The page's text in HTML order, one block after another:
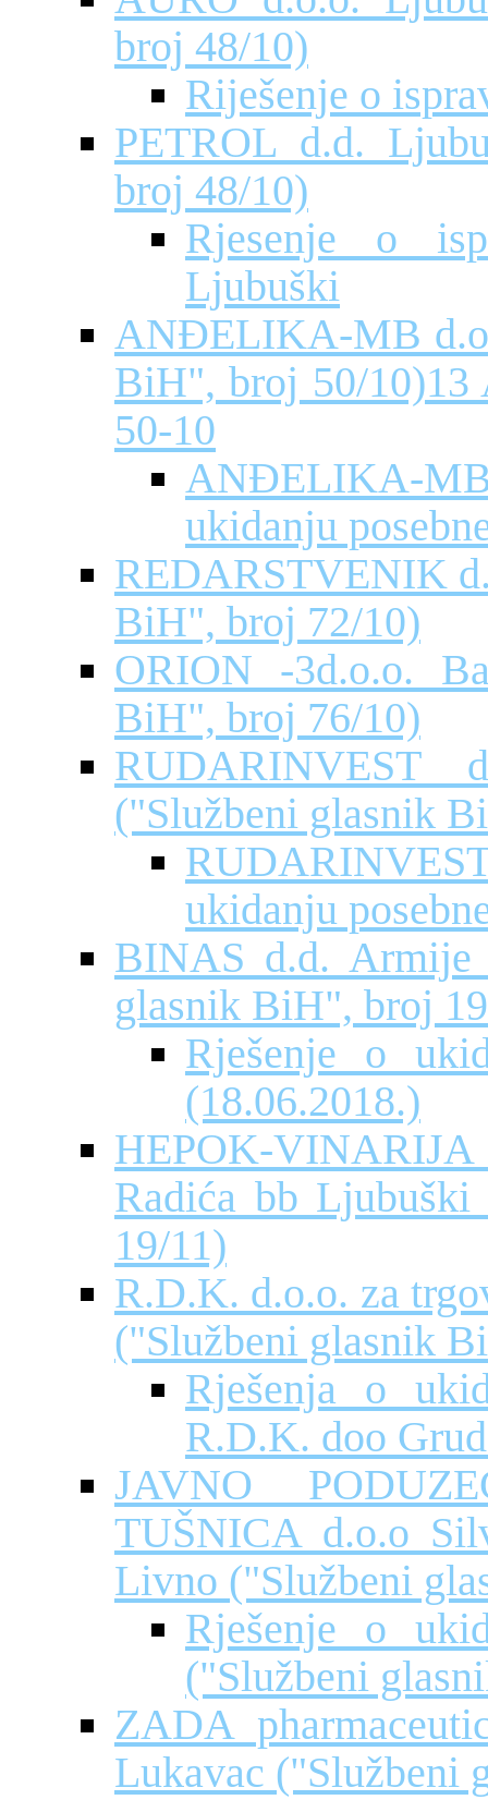
broj 48/10)
Riješenje o
PETROL d.d.
broj 48/10)
Rjesenje o
Ljubuški
ANĐELIKA-MB
BiH", broj 50/
50-10
ANĐELIKA-
ukidanju
REDARSTVENIK
BiH", broj 72/10)
ORION -3d.o.o.
BiH", broj 76/10)
RUDARINVEST
("Službeni glasnik
ukidanju
BINAS d.d. Armije
glasnik BiH", broj
Rješenje o
(18.06.2018.)
HEPOK-
Radića bb
19/11)
R.D.K. d.o.o. za
("Službeni glasnik
Rješenja o
R.D.K. doo
JAVNO
TUŠNICA d.o.o
Livno ("Službeni
Rješenje o
("Službeni
ZADA
Lukavac ("Službeni